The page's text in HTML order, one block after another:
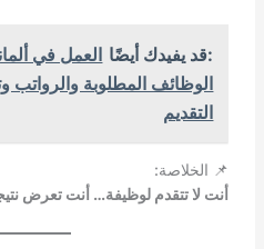
:قد يفيدك أيضًا
الوظائف المطلوبة والرواتب
التقديم
📌 الخلاصة:
أنت لا تتقدم لوظيفة… أنت تعرض